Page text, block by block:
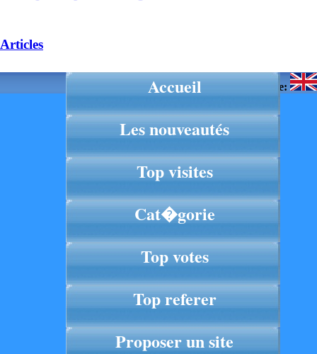
Articles
Langue:
Accueil
Les nouveautés
Top visites
Cat�gorie
Top votes
Top referer
Proposer un site